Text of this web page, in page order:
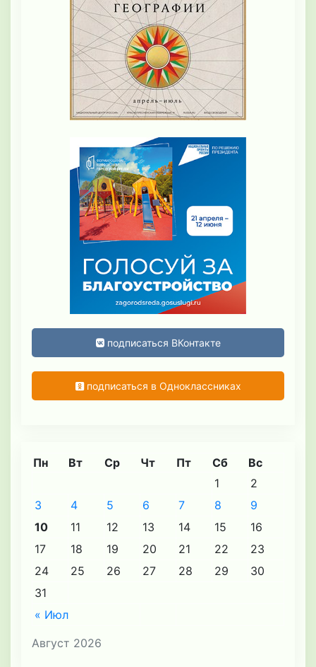
подписаться ВКонтакте
подписаться в Одноклассниках
Август 2026
Пн Вт Ср Чт Пт Сб Вс
« Июл
1
2
3
4 5 6 7 8
9
10
11 12 13 14 15
16
17
18 19 20 21 22
23
24
25 26 27 28 29
30
31